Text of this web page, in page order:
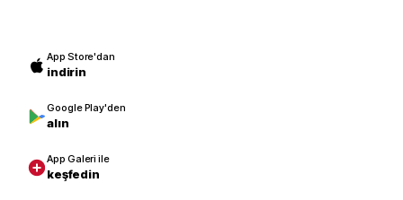
App Store'dan
indirin
Google Play'den
alın
App Galeri ile
keşfedin